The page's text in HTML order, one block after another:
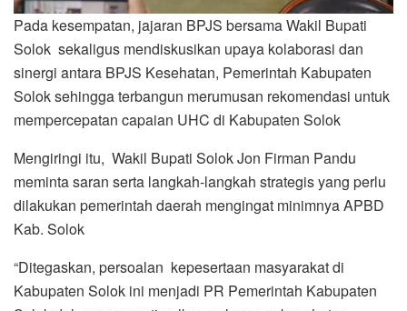
Pada kesempatan, jajaran BPJS bersama Wakil Bupati
Solok sekaligus mendiskusikan upaya kolaborasi dan
sinergi antara BPJS Kesehatan, Pemerintah Kabupaten
Solok sehingga terbangun merumusan rekomendasi untuk
mempercepatan capaian UHC di Kabupaten Solok
Mengiringi itu, Wakil Bupati Solok Jon Firman Pandu
meminta saran serta langkah-langkah strategis yang perlu
dilakukan pemerintah daerah mengingat minimnya APBD
Kab. Solok
“Ditegaskan, persoalan kepesertaan masyarakat di
Kabupaten Solok ini menjadi PR Pemerintah Kabupaten